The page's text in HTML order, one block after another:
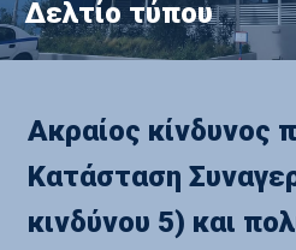
Δελτίο τύπου
Ακραίος κίνδυνος
Κατάσταση
κινδύνου 5) και